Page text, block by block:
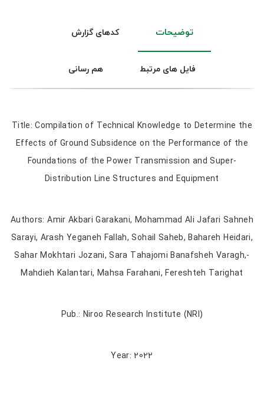
توضیحات کدهای گزارش
فایل های مرتبط هم رسانی
Title: Compilation of Technical Knowledge to Determine the
Effects of Ground Subsidence on the Performance of the
Foundations of the Power Transmission and Super-
Distribution Line Structures and Equipment
Authors: Amir Akbari Garakani, Mohammad Ali Jafari Sahneh
Sarayi, Arash Yeganeh Fallah, Sohail Saheb, Bahareh Heidari,
Sahar Mokhtari Jozani, Sara Tahajomi Banafsheh Varagh,-
Mahdieh Kalantari, Mahsa Farahani, Fereshteh Tarighat
Pub.: Niroo Research Institute (NRI)
Year: 2022